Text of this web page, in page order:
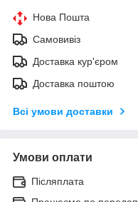
Нова Пошта
Самовивіз
Доставка кур'єром
Доставка поштою
Всі умови доставки
Умови оплати
Післяплата